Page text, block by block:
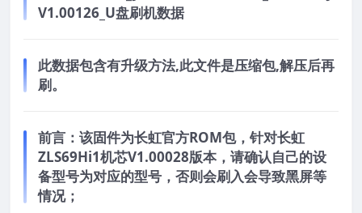
V1.00126_U盘刷机数据
此数据包含有升级方法,此文件是压缩包,解压后再
刷。
前言： 该固件为长虹官方ROM包，针对长虹
ZLS69Hi1机芯V1.00028版本，请确认自己的设
备型号为对应的型号，否则会刷入会导致黑屏等
情况；